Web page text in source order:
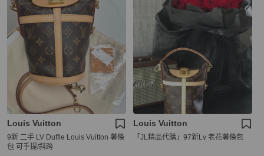
Louis Vuitton
9新 二手 LV Duffle Louis Vuitton 薯條
包 可手提/斜跨
Louis Vuitton
「JL精品代購」97新Lv 老花薯條包